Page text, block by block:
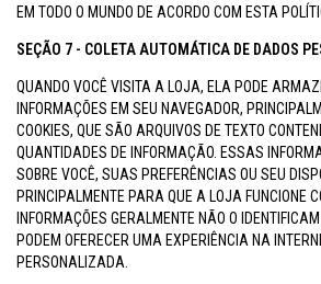
EM TODO O MUNDO DE ACORDO COM ESTA
SEÇÃO 7 - COLETA AUTOMÁTICA DE DADOS
QUANDO VOCÊ VISITA A LOJA, ELA PODE
INFORMAÇÕES EM SEU NAVEGADOR,
COOKIES, QUE SÃO ARQUIVOS DE TEXTO
QUANTIDADES DE INFORMAÇÃO. ESSAS
SOBRE VOCÊ, SUAS PREFERÊNCIAS OU SEU
PRINCIPALMENTE PARA QUE A LOJA FUNCIONE
INFORMAÇÕES GERALMENTE NÃO O
PODEM OFERECER UMA EXPERIÊNCIA NA
PERSONALIZADA.